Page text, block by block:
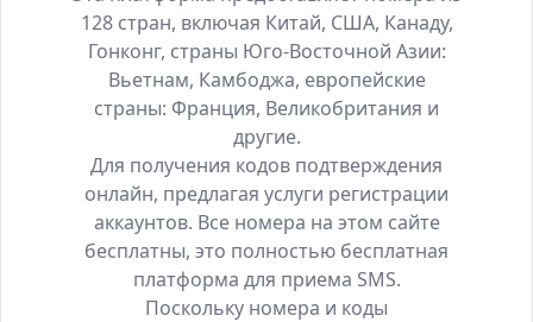
128 стран, включая Китай, США, Канаду,
Гонконг, страны Юго-Восточной Азии:
Вьетнам, Камбоджа, европейские
страны: Франция, Великобритания и
другие.
Для получения кодов подтверждения
онлайн, предлагая услуги регистрации
аккаунтов. Все номера на этом сайте
бесплатны, это полностью бесплатная
платформа для приема SMS.
Поскольку номера и коды